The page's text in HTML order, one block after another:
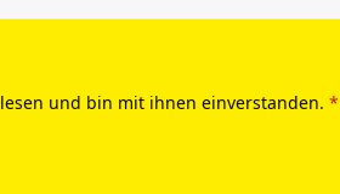
und bin mit ihnen einverstanden. *